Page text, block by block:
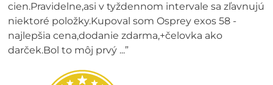
cien.Pravidelne,asi v tyždennom intervale sa zľavnujú
niektoré položky.Kupoval som Osprey exos 58 -
najlepšia cena,dodanie zdarma,+čelovka ako
darček.Bol to môj prvý ...”